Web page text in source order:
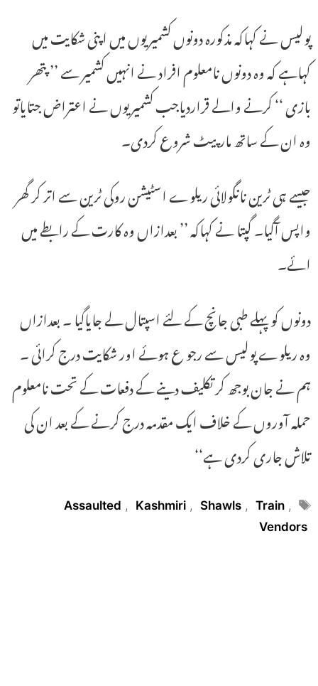
پولیس نے کہاکہ مذکورہ دونوں کشمیریوں میں اپنی شکایت میں
کہاہے کہ وہ دونوں نامعلوم افراد نے انہیں کشمیر سے ’’ پتھر
بازی ‘‘ کرنے والے قراردیاجب کشمیریوں نے اعتراض جتایاتو
وہ ان کے ساتھ مارپیٹ شروع کردی۔
جیسے ہی ٹرین نانگولائی ریلوے اسٹیشن روکی ٹرین سے اتر کر گھر
واپس آگیا۔ گپتا نے کہاکہ ’’ بعدازاں وہ کارت کے رابطے میں
ائے۔
دونوں کو پہلے طبی جانچ کے لئے اسپتال لے جایاگیا ۔ بعدازاں
وہ ریلوے پولیس سے رجو ع ہوئے اور شکایت درج کرائی ۔
ہم نے جان بوجھ کر تکلیف دینے کے دفعات کے تحت نامعلوم
حملہ آوروں کے خلاف ایک مقدمہ درج کرنے کے بعد ان کی
تلاش جاری کردی ہے‘‘
Tags
Assaulted , Kashmiri , Shawls , Train ,
Vendors